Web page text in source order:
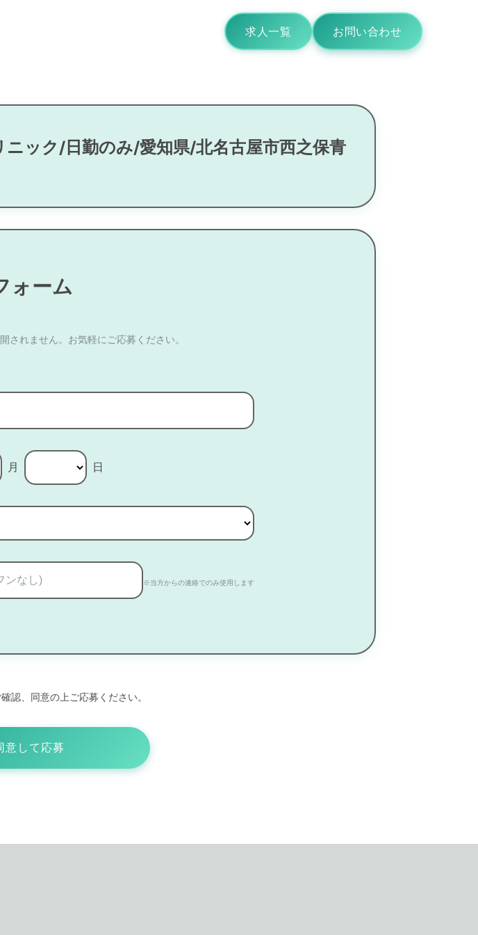
求人一覧 お問い合わせ
ニック/日勤のみ/愛知県/北名古屋市西之保青
ォーム
されません。お気軽にご応募ください。
月 日
※当方からの連絡でのみ使用します
認、同意の上ご応募ください。
意して応募